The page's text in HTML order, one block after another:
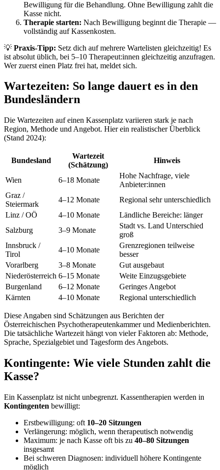
Bewilligung für die Behandlung. Ohne Bewilligung zahlt die
Kasse nicht.
Therapie starten: Nach Bewilligung beginnt die Therapie —
vollständig auf Kassenkosten.
💡 Praxis-Tipp: Setz dich auf mehrere Wartelisten gleichzeitig! Es
ist absolut üblich, bei 5–10 Therapeut:innen gleichzeitig anzufragen.
Wer zuerst einen Platz frei hat, meldet sich.
Wartezeiten: So lange dauert es in den
Bundesländern
Die Wartezeiten auf einen Kassenplatz variieren stark je nach
Region, Methode und Angebot. Hier ein realistischer Überblick
(Stand 2024):
Bundesland
Wartezeit
(Schätzung)
Hinweis
Wien 6–18 Monate
Hohe Nachfrage, viele
Anbieter:innen
Graz /
Steiermark
4–12 Monate
Regional sehr unterschiedlich
Linz / OÖ
4–10 Monate
Ländliche Bereiche: länger
Salzburg
3–9 Monate
Stadt vs. Land Unterschied
groß
Innsbruck /
Tirol
4–10 Monate
Grenzregionen teilweise
besser
Vorarlberg
3–8 Monate
Gut ausgebaut
Niederösterreich 6–15 Monate
Weite Einzugsgebiete
Burgenland
6–12 Monate
Geringes Angebot
Kärnten
4–10 Monate Regional unterschiedlich
Diese Angaben sind Schätzungen aus Berichten der
Österreichischen Psychotherapeutenkammer und Medienberichten.
Die tatsächliche Wartezeit hängt von vieler Faktoren ab: Methode,
Sprache, Spezialgebiet und Tagesform des Angebots.
Kontingente: Wie viele Stunden zahlt die
Kasse?
Ein Kassenplatz ist nicht unbegrenzt. Kassentherapien werden in
Kontingenten bewilligt:
Erstbewilligung: oft 10–20 Sitzungen
Verlängerung: möglich, wenn therapeutisch notwendig
Maximum: je nach Kasse oft bis zu 40–80 Sitzungen
insgesamt
Bei schweren Diagnosen: individuell höhere Kontingente
möglich